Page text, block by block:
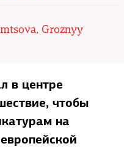
Groznyy
в центре
чтобы
на